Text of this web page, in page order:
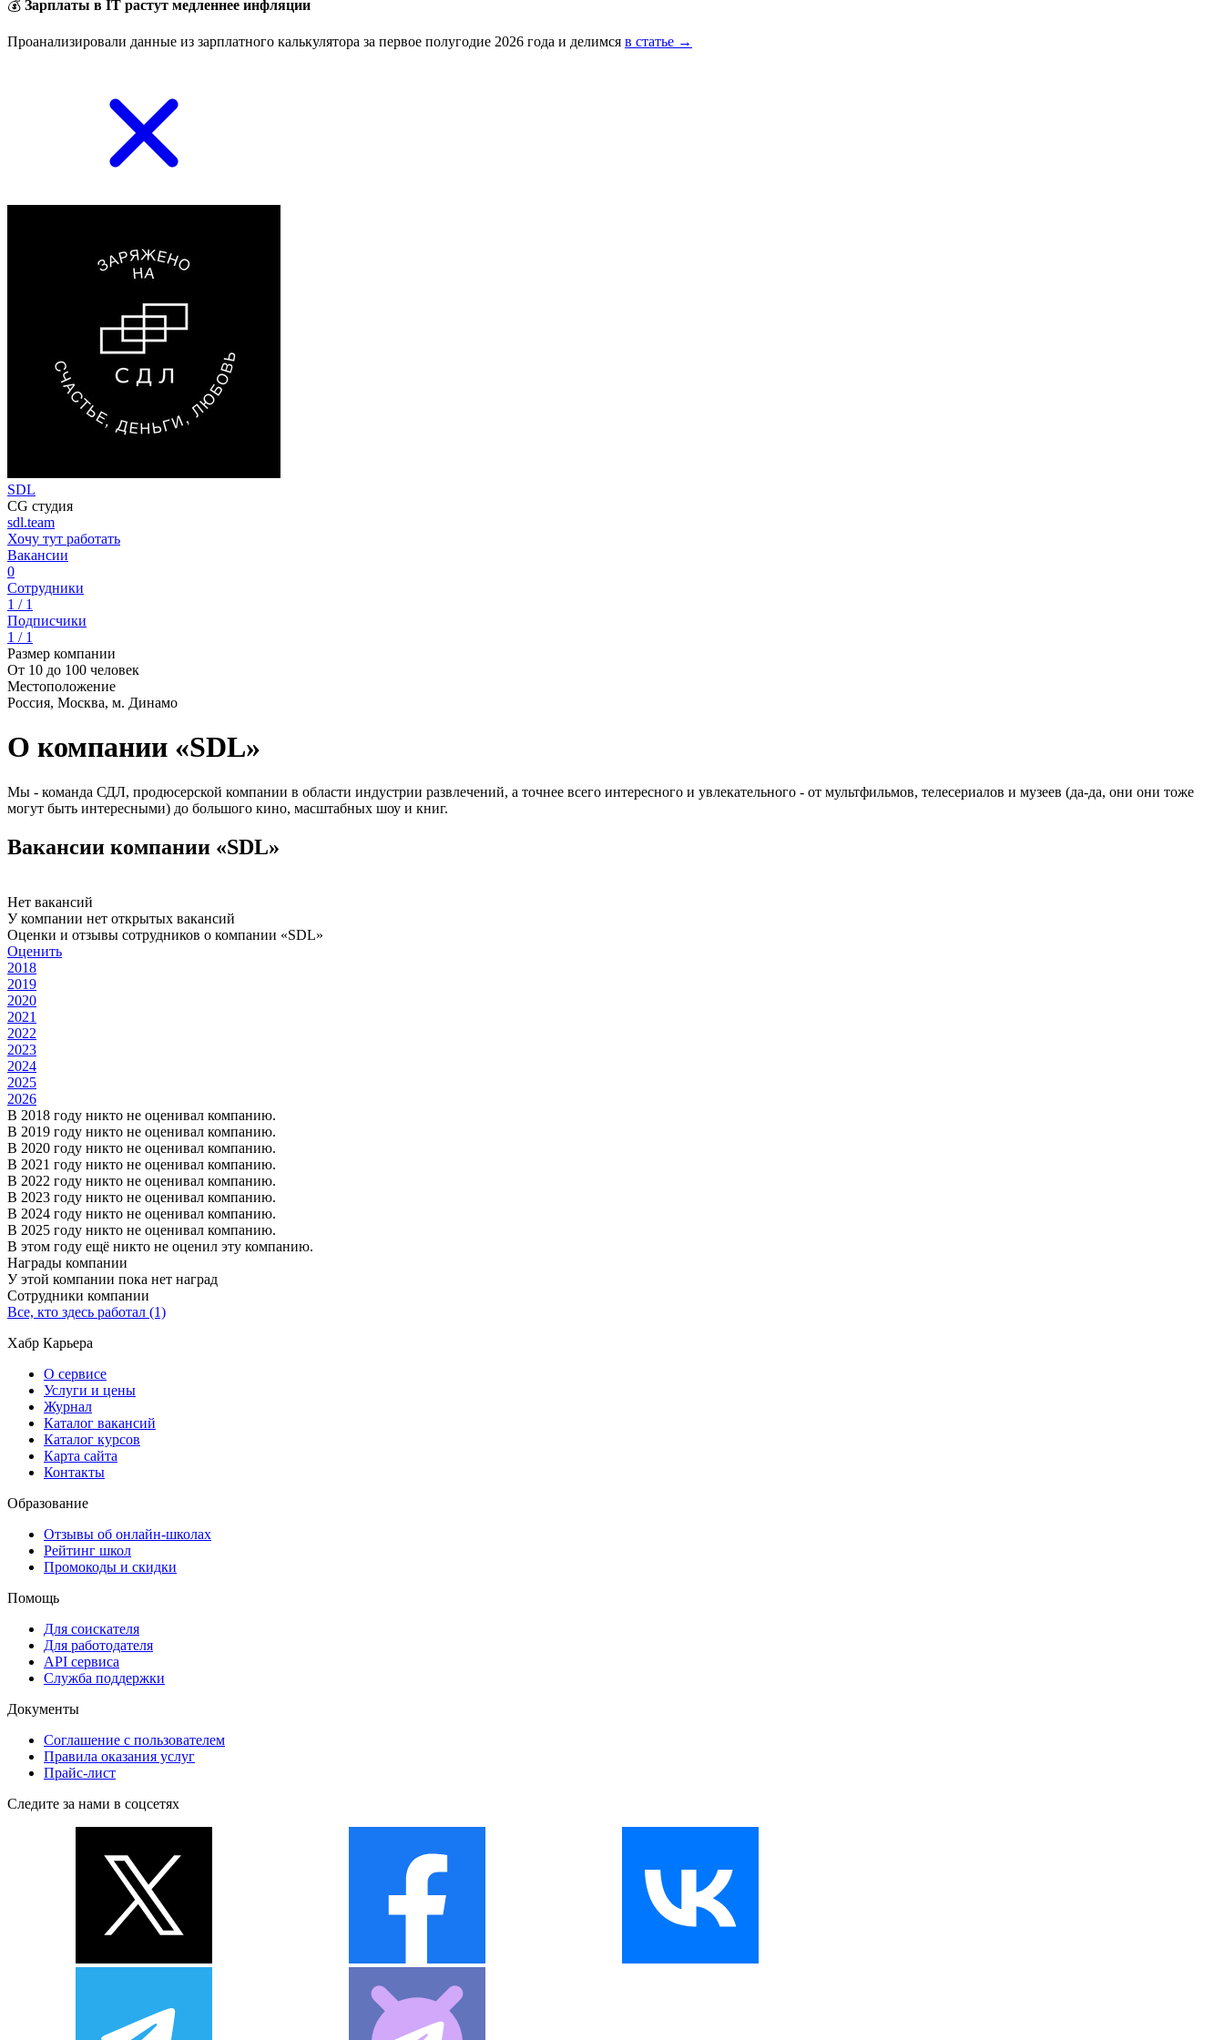
💰 Зарплаты в IT растут медленнее инфляции
Проанализировали данные из зарплатного калькулятора за первое полугодие 2026 года и делимся в статье →
SDL
CG студия
sdl.team
Хочу тут работать
Вакансии
0
Сотрудники
1 / 1
Подписчики
1 / 1
Размер компании
От 10 до 100 человек
Местоположение
Россия, Москва, м. Динамо
О компании «SDL»
Мы - команда СДЛ, продюсерской компании в области индустрии развлечений, а точнее всего интересного и увлекательного - от мультфильмов, телесериалов и музеев (да-да, они они тоже
могут быть интересными) до большого кино, масштабных шоу и книг.
Вакансии компании «SDL»
Нет вакансий
У компании нет открытых вакансий
Оценки и отзывы сотрудников о компании «SDL»
Оценить
2018
2019
2020
2021
2022
2023
2024
2025
2026
В 2018 году никто не оценивал компанию.
В 2019 году никто не оценивал компанию.
В 2020 году никто не оценивал компанию.
В 2021 году никто не оценивал компанию.
В 2022 году никто не оценивал компанию.
В 2023 году никто не оценивал компанию.
В 2024 году никто не оценивал компанию.
В 2025 году никто не оценивал компанию.
В этом году ещё никто не оценил эту компанию.
Награды компании
У этой компании пока нет наград
Сотрудники компании
Все, кто здесь работал (1)
Хабр Карьера
О сервисе
Услуги и цены
Журнал
Каталог вакансий
Каталог курсов
Карта сайта
Контакты
Образование
Отзывы об онлайн-школах
Рейтинг школ
Промокоды и скидки
Помощь
Для соискателя
Для работодателя
API сервиса
Служба поддержки
Документы
Соглашение с пользователем
Правила оказания услуг
Прайс-лист
Следите за нами в соцсетях